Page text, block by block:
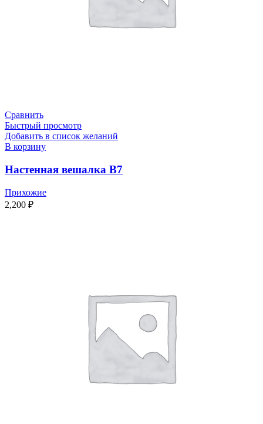
Сравнить
Быстрый просмотр
Добавить в список желаний
В корзину
Настенная вешалка В7
Прихожие
2,200 ₽